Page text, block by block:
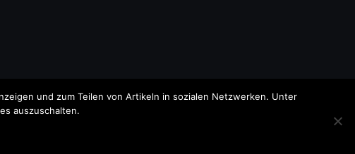
und zum Teilen von Artikeln in sozialen Netzwerken. Unter
auszuschalten.